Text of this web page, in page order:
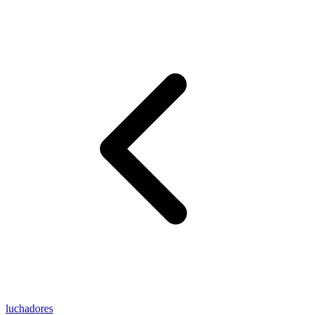
luchadores